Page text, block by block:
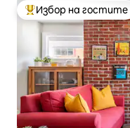
Най-популярен
Избор на гостите